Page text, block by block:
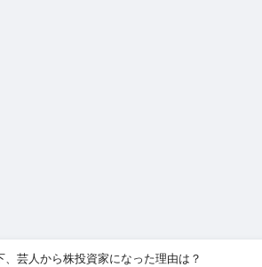
、芸人から株投資家になった理由は？